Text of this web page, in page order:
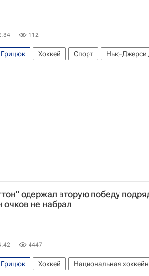
112
Грицюк Хоккей Спорт
Нью-Джерси
хоккейная лига (НХЛ)
одержал вторую победу
очков не набрал
4447
Грицюк Хоккей Национальная